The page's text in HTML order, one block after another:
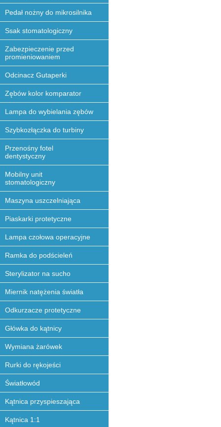
Pedał nożny do mikrosilnika
Ssak stomatologiczny
Zabezpieczenie przed
promieniowaniem
Odcinacz Gutaperki
Zębów kolor komparator
Lampa do wybielania zębów
Szybkozłączka do turbiny
Przenośny fotel
dentystyczny
Mobilny unit
stomatologiczny
Maszyna uszczelniająca
Piaskarki protetyczne
Lampa czołowa operacyjne
Ramka do podścieleń
Sterylizator na sucho
Miernik natężenia światła
Odkurzacze protetyczne
Główka do kątnicy
Wymiana żarówek
Rurki do rękojeści
Światłowód
Kątnica przyspieszająca
Kątnica 1:1